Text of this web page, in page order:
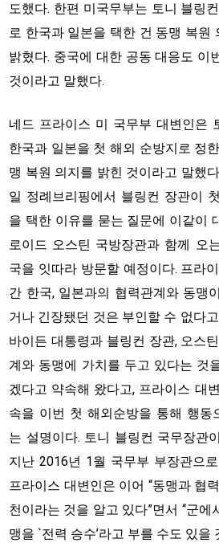
도했다. 한편 미국무부는 토니 블링
로 한국과 일본을 택한 건 동맹 복원
밝혔다. 중국에 대한 공동 대응도 이
것이라고 말했다.
네드 프라이스 미 국무부 대변인은
한국과 일본을 첫 해외 순방지로 정
맹 복원 의지를 밝힌 것이라고 말했
일 정례브리핑에서 블링컨 장관이
을 택한 이유를 묻는 질문에 이같이
로이드 오스틴 국방장관과 함께 오
국을 잇따라 방문할 예정이다. 프라
간 한국, 일본과의 협력관계와 동맹
거나 긴장됐던 것은 부인할 수 없다
바이든 대통령과 블링컨 장관, 오스
계와 동맹에 가치를 두고 있다는 것
겠다고 약속해 왔다고, 프라이스 대
속을 이번 첫 해외순방을 통해 행동
는 설명이다. 토니 블링컨 국무장관
지난 2016년 1월 국무부 부장관으
프라이스 대변인은 이어 “동맹과 협
천이라는 것을 알고 있다”면서 “군
맹을 `전력 승수’라고 부를 수도 있을